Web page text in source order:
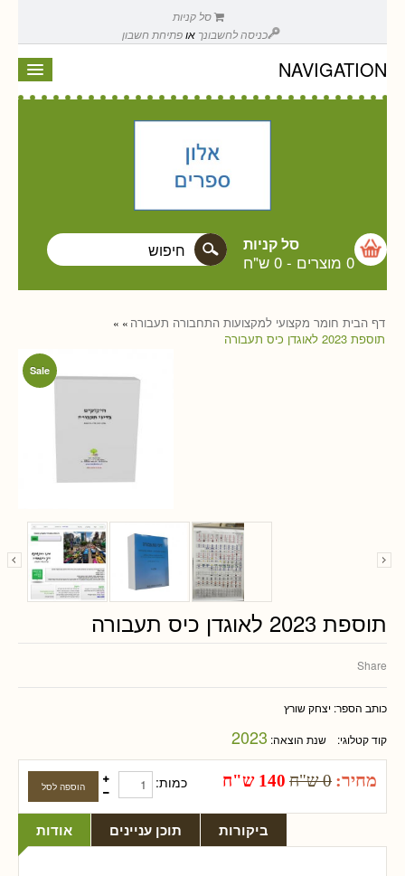
סל קניות
כניסה לחשבונך אופתיחת חשבון
NAVIGATION
סל קניות
0 מוצרים - 0 ש"ח
דף הבית » חומר מקצועי למקצועות התחבורה תעבורה »
תוספת 2023 לאוגדן כיס תעבורה
Sale
תוספת 2023 לאוגדן כיס תעבורה
Share
כותב הספר: יצחק שורץ
קוד קטלוגי: שנת הוצאה: 2023
מחיר: 0 ש"ח 140 ש"ח כמות:
אודות תוכן עניינים ביקורות